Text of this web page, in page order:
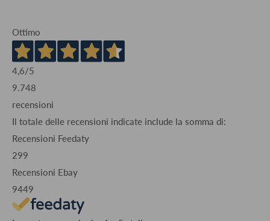
Ottimo
4,6/5
9.748
recensioni
Il totale delle recensioni indicate include la somma di:
Recensioni Feedaty
299
Recensioni Ebay
9449